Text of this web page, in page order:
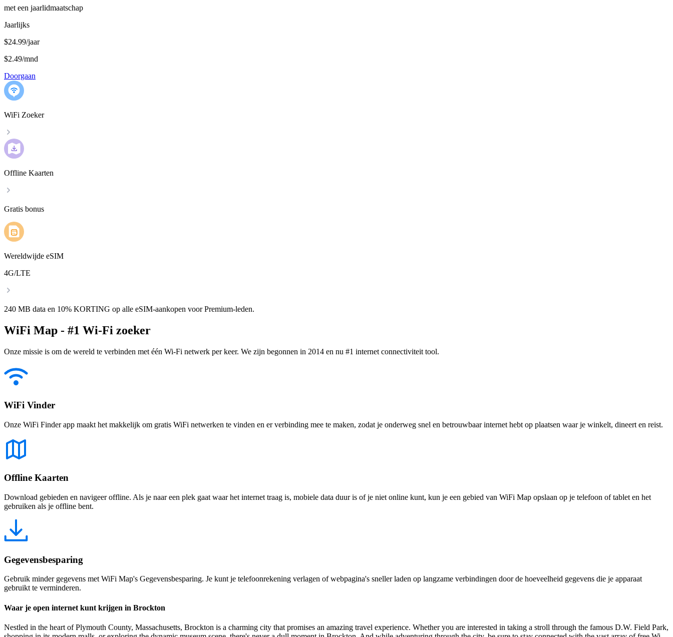
met een jaarlidmaatschap
Jaarlijks
$24.99/jaar
$2.49/mnd
Doorgaan
WiFi Zoeker
Offline Kaarten
Gratis bonus
Wereldwijde eSIM
4G/LTE
240 MB data en 10% KORTING op alle eSIM-aankopen voor Premium-leden.
WiFi Map - #1 Wi-Fi zoeker
Onze missie is om de wereld te verbinden met één Wi-Fi netwerk per keer. We zijn begonnen in 2014 en nu #1 internet connectiviteit tool.
WiFi Vinder
Onze WiFi Finder app maakt het makkelijk om gratis WiFi netwerken te vinden en er verbinding mee te maken, zodat je onderweg snel en betrouwbaar internet hebt op plaatsen waar je winkelt, dineert en reist.
Offline Kaarten
Download gebieden en navigeer offline. Als je naar een plek gaat waar het internet traag is, mobiele data duur is of je niet online kunt, kun je een gebied van WiFi Map opslaan op je telefoon of tablet en het
gebruiken als je offline bent.
Gegevensbesparing
Gebruik minder gegevens met WiFi Map's Gegevensbesparing. Je kunt je telefoonrekening verlagen of webpagina's sneller laden op langzame verbindingen door de hoeveelheid gegevens die je apparaat
gebruikt te verminderen.
Waar je open internet kunt krijgen in Brockton
Nestled in the heart of Plymouth County, Massachusetts, Brockton is a charming city that promises an amazing travel experience. Whether you are interested in taking a stroll through the famous D.W. Field Park,